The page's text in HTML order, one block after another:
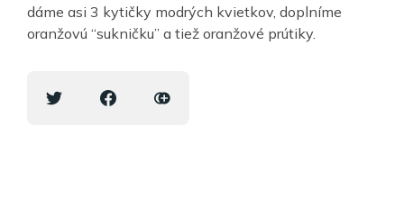
dáme asi 3 kytičky modrých kvietkov, doplníme
oranžovú “sukničku” a tiež oranžové prútiky.